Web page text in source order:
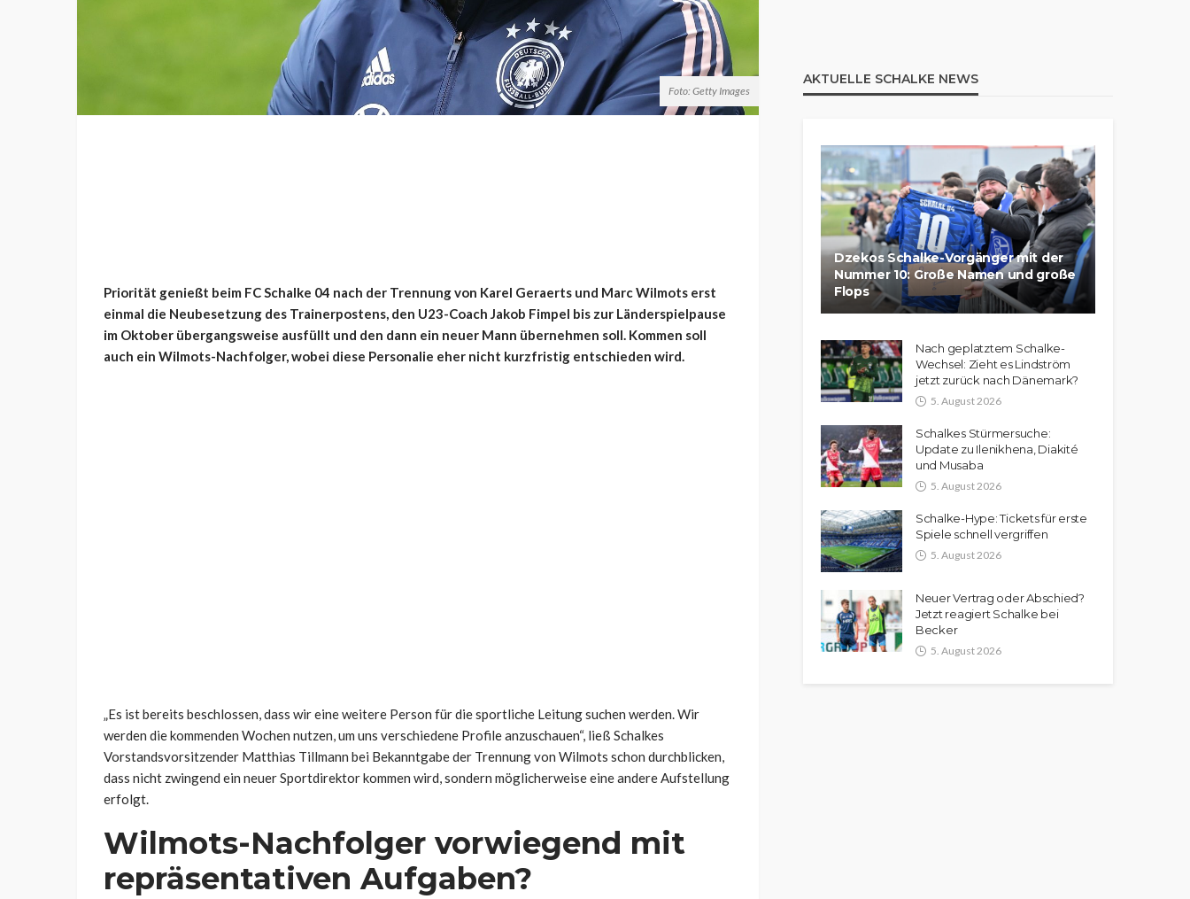
Foto: Getty Images
Priorität genießt beim FC Schalke 04 nach der Trennung von Karel Geraerts und Marc Wilmots erst
einmal die Neubesetzung des Trainerpostens, den U23-Coach Jakob Fimpel bis zur Länderspielpause
im Oktober übergangsweise ausfüllt und den dann ein neuer Mann übernehmen soll. Kommen soll
auch ein Wilmots-Nachfolger, wobei diese Personalie eher nicht kurzfristig entschieden wird.
„Es ist bereits beschlossen, dass wir eine weitere Person für die sportliche Leitung suchen werden. Wir
werden die kommenden Wochen nutzen, um uns verschiedene Profile anzuschauen“, ließ Schalkes
Vorstandsvorsitzender Matthias Tillmann bei Bekanntgabe der Trennung von Wilmots schon durchblicken,
dass nicht zwingend ein neuer Sportdirektor kommen wird, sondern möglicherweise eine andere Aufstellung
erfolgt.
Wilmots-Nachfolger vorwiegend mit
repräsentativen Aufgaben?
AKTUELLE SCHALKE NEWS
Dzekos Schalke-Vorgänger mit der
Nummer 10: Große Namen und große
Flops
Nach geplatztem Schalke-
Wechsel: Zieht es Lindström
jetzt zurück nach Dänemark?
5. August 2026
Schalkes Stürmersuche:
Update zu Ilenikhena, Diakité
und Musaba
5. August 2026
Schalke-Hype: Tickets für erste
Spiele schnell vergriffen
5. August 2026
Neuer Vertrag oder Abschied?
Jetzt reagiert Schalke bei
Becker
5. August 2026